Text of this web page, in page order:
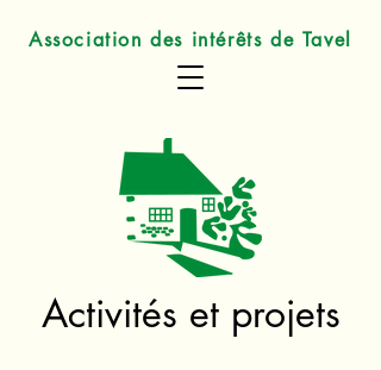
Association des intérêts de Tavel
Activités et projets